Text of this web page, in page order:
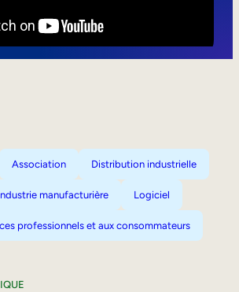
Association Distribution industrielle
manufacturière Logiciel
professionnels et aux consommateurs